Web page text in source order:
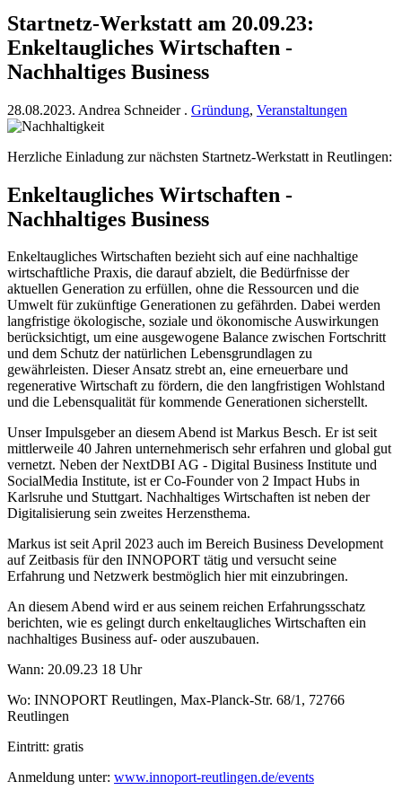
Startnetz-Werkstatt am 20.09.23:
Enkeltaugliches Wirtschaften -
Nachhaltiges Business
28.08.2023. Andrea Schneider. Gründung, Veranstaltungen
Herzliche Einladung zur nächsten Startnetz-Werkstatt in Reutlingen:
Enkeltaugliches Wirtschaften -
Nachhaltiges Business
Enkeltaugliches Wirtschaften bezieht sich auf eine nachhaltige
wirtschaftliche Praxis, die darauf abzielt, die Bedürfnisse der
aktuellen Generation zu erfüllen, ohne die Ressourcen und die
Umwelt für zukünftige Generationen zu gefährden. Dabei werden
langfristige ökologische, soziale und ökonomische Auswirkungen
berücksichtigt, um eine ausgewogene Balance zwischen Fortschritt
und dem Schutz der natürlichen Lebensgrundlagen zu
gewährleisten. Dieser Ansatz strebt an, eine erneuerbare und
regenerative Wirtschaft zu fördern, die den langfristigen Wohlstand
und die Lebensqualität für kommende Generationen sicherstellt.
Unser Impulsgeber an diesem Abend ist Markus Besch. Er ist seit
mittlerweile 40 Jahren unternehmerisch sehr erfahren und global gut
vernetzt. Neben der NextDBI AG - Digital Business Institute und
SocialMedia Institute, ist er Co-Founder von 2 Impact Hubs in
Karlsruhe und Stuttgart. Nachhaltiges Wirtschaften ist neben der
Digitalisierung sein zweites Herzensthema.
Markus ist seit April 2023 auch im Bereich Business Development
auf Zeitbasis für den INNOPORT tätig und versucht seine
Erfahrung und Netzwerk bestmöglich hier mit einzubringen.
An diesem Abend wird er aus seinem reichen Erfahrungsschatz
berichten, wie es gelingt durch enkeltaugliches Wirtschaften ein
nachhaltiges Business auf- oder auszubauen.
Wann: 20.09.23 18 Uhr
Wo: INNOPORT Reutlingen, Max-Planck-Str. 68/1, 72766
Reutlingen
Eintritt: gratis
Anmeldung unter: www.innoport-reutlingen.de/events